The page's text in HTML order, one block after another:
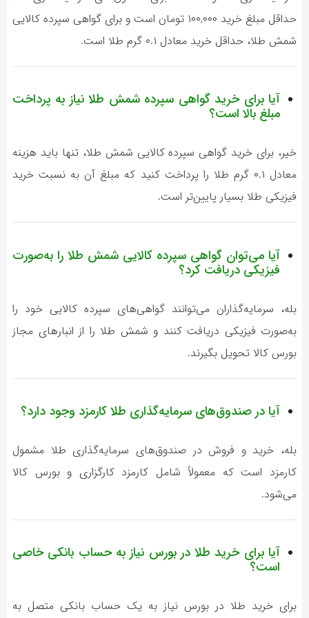
حداقل مبلغ خرید ۱۰۰,۰۰۰ تومان است و برای گواهی سپرده کالایی
شمش طلا، حداقل خرید معادل ۰.۱ گرم طلا است.
آیا برای خرید گواهی سپرده شمش طلا نیاز به پرداخت
مبلغ بالا است؟
خیر، برای خرید گواهی سپرده کالایی شمش طلا، تنها باید هزینه
معادل ۰.۱ گرم طلا را پرداخت کنید که مبلغ آن به نسبت خرید
فیزیکی طلا بسیار پایین‌تر است.
آیا می‌توان گواهی سپرده کالایی شمش طلا را به‌صورت
فیزیکی دریافت کرد؟
بله، سرمایه‌گذاران می‌توانند گواهی‌های سپرده کالایی خود را
به‌صورت فیزیکی دریافت کنند و شمش طلا را از انبارهای مجاز
بورس کالا تحویل بگیرند.
آیا در صندوق‌های سرمایه‌گذاری طلا کارمزد وجود دارد؟
بله، خرید و فروش در صندوق‌های سرمایه‌گذاری طلا مشمول
کارمزد است که معمولاً شامل کارمزد کارگزاری و بورس کالا
می‌شود.
آیا برای خرید طلا در بورس نیاز به حساب بانکی خاصی
است؟
برای خرید طلا در بورس نیاز به یک حساب بانکی متصل به